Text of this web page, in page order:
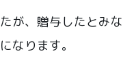
が、贈与したとみな
なります。